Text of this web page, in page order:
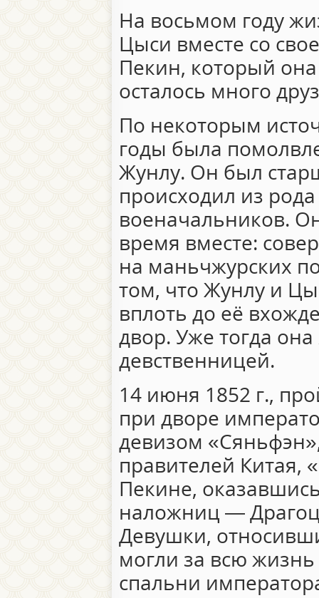
На восьмом году
Цыси вместе со
Пекин, который
осталось много
По некоторым
годы была
Жунлу. Он был
происходил из
военачальников.
время вместе:
на маньчжурских
том, что Жунлу и
вплоть до её
двор. Уже тогда
девственницей.
14 июня 1852 г.,
при дворе
девизом
правителей Китая,
Пекине,
наложниц —
Девушки,
могли за всю жизнь
спальни